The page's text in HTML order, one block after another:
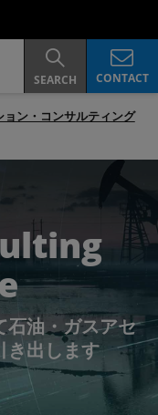
SEARCH CONTACT
ョン・コンサルティング
石油・ガスアセ
き出します